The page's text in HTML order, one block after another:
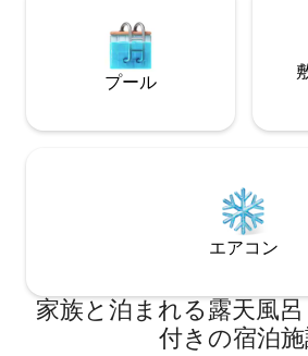
プール
エアコン
家族と泊まれる露天風
付きの宿泊